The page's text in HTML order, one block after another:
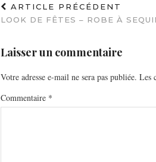
ARTICLE PRÉCÉDENT
LOOK DE FÊTES – ROBE À
Laisser un commentaire
Votre adresse e-mail ne sera pas publiée. Les
Commentaire *